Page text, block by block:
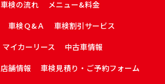
車検の流れ
メニュー&料金
車検Ｑ&Ａ
車検割引サービス
マイカーリース
中古車情報
店舗情報
車検見積り・ご予約フォーム